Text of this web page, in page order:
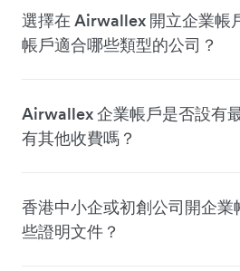
選擇在 Airwallex 開立企業帳
帳戶適合哪些類型的公司？
Airwallex 企業帳戶是否設有
有其他收費嗎？
香港中小企或初創公司開企業
些證明文件？